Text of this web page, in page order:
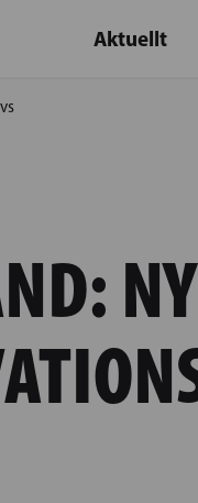
Aktuellt